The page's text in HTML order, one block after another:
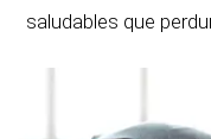
saludables que